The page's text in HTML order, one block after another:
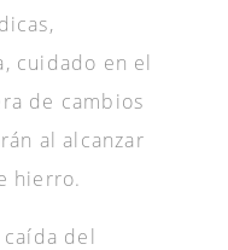
cuidado en el
de cambios
al alcanzar
hierro.
del